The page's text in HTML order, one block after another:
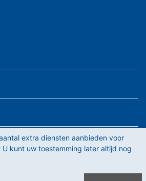
extra diensten aanbieden voor
U kunt uw toestemming later altijd nog